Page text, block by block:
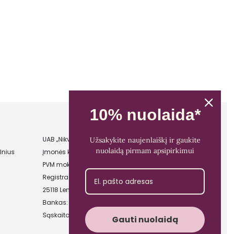
UAB „Nikvera”
Įmonės kodas: 303481944
PVM mokėtojo kodas: LT100011828014
Registracijos adresas: Bažnyčios g. 23-36,
25118 Lentvaris, Trakų r.
Bankas: Paysera LT
Sąskaitos Nr.: LT89 3500 0100 0165 5773
10% nuolaida*
Užsakykite naujenlaiškį ir gaukite
nuolaidą pirmam apsipirkimui
Gauti nuolaidą